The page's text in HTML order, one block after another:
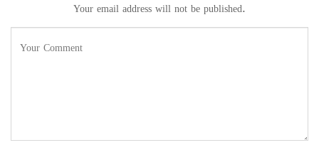
Your email address will not be published.